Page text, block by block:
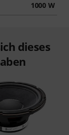
1000 W
dieses